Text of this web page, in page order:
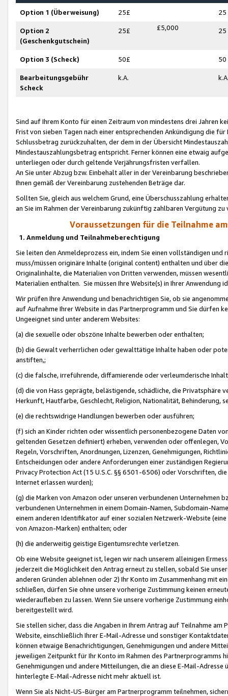
Option 1 (Überweisung) 25£ 25
Option 2
(Geschenkgutschein)
25£ £5,000 25
Option 3 (Scheck) 50£ 50
Bearbeitungsgebühr
Scheck
k.A.
Sind auf Ihrem Konto für einen Zeitraum von mindestens drei Jahren
Frist von sieben Tagen nach einer entsprechenden Ankündigung die
Schlussbetrag zurückzuhalten, der dem in der Übersicht
Mindestauszahlungsbetrag entspricht. Ferner können eine etwaig
unterliegen oder durch geltende Verjährungsfristen verfallen.
An Sie unter Abzug bzw. Einbehalt aller in der Vereinbarung
Ihnen gemäß der Vereinbarung zustehenden Beträge dar.
Sollten Sie, gleich aus welchem Grund, eine Überschusszahlung
an Sie im Rahmen der Vereinbarung zukünftig zahlbaren Vergütung zu
Voraussetzungen für die Teilnahme
1. Anmeldung und Teilnahmeberechtigung
Sie leiten den Anmeldeprozess ein, indem Sie einen vollständigen
muss/müssen originäre Inhalte (original content) enthalten und über
Originalinhalte, die Materialien von Dritten verwenden, müssen
Materialien enthalten. Sie müssen Ihre Website(s) in Ihrer Anwendung
Wir prüfen Ihre Anwendung und benachrichtigen Sie, ob sie
auf Aufnahme Ihrer Website in das Partnerprogramm und Sie dürfen
Ungeeignet sind unter anderem Websites:
(a) die sexuelle oder obszöne Inhalte bewerben oder enthalten;
(b) die Gewalt verherrlichen oder gewalttätige Inhalte haben oder
anstiften,;
(c) die falsche, irreführende, diffamierende oder verleumderische
(d) die von Hass geprägte, belästigende, schädliche, die Privatsphäre
Herkunft, Hautfarbe, Geschlecht, Religion, Nationalität, Behinderung,
(e) die rechtswidrige Handlungen bewerben oder ausführen;
(f) sich an Kinder richten oder wissentlich personenbezogene Daten
geltenden Gesetzen definiert) erheben, verwenden oder offenlegen,
Regeln, Vorschriften, Anordnungen, Lizenzen, Genehmigungen,
Entscheidungen oder andere Anforderungen einer zuständigen
Privacy Protection Act (15 U.S.C. §§ 6501-6506) oder Vorschriften,
Internet erlassen wurden);
(g) die Marken von Amazon oder unseren verbundenen Unternehmen
verbundenen Unternehmen in einem Domain-Namen, Subdomain-
einem anderen Identifikator auf einer sozialen Netzwerk-Website
von Amazon-Marken) enthalten; oder
(h) die anderweitig geistige Eigentumsrechte verletzen.
Ob eine Website geeignet ist, legen wir nach unserem alleinigen
jederzeit die Möglichkeit den Antrag erneut zu stellen, sobald Sie
anderen Gründen ablehnen oder 2) Ihr Konto im Zusammenhang mit
schließen, dürfen Sie ohne unsere vorherige Zustimmung keinen
wiederaufleben zu lassen. Wenn Sie unsere vorherige Zustimmung
bereitgestellt wird.
Sie stellen sicher, dass die Angaben in Ihrem Antrag auf Teilnahme
Website, einschließlich Ihrer E-Mail-Adresse und sonstiger
können etwaige Benachrichtigungen, Genehmigungen und andere
jeweiligen Zeitpunkt für Ihr Konto im Rahmen des Partnerprogramms
Genehmigungen und andere Mitteilungen, die an diese E-Mail-
hinterlegte E-Mail-Adresse nicht mehr aktuell ist.
Wenn Sie als Nicht-US-Bürger am Partnerprogramm teilnehmen,